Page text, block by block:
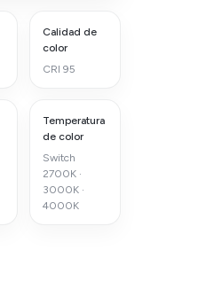
Calidad de
color
CRI 95
Temperatura
de color
Switch
2700K ·
3000K ·
4000K